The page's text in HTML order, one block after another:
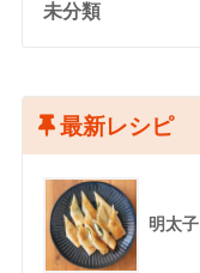
未分類
最新レシピ
明太